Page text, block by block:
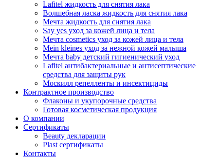
Lafitel жидкость для снятия лака
Волшебная ласка жидкость для снятия лака
Мечта жидкость для снятия лака
Say yes уход за кожей лица и тела
Мечта cosmetics уход за кожей лица и тела
Mein kleines уход за нежной кожей малыша
Мечта baby детский гигиенический уход
Lafitel антибактериальные и антисептические
средства для защиты рук
Москилл репелленты и инсектициды
Контрактное производство
Флаконы и укупорочные средства
Готовая косметическая продукция
О компании
Сертификаты
Beauty декларации
Plast сертификаты
Контакты